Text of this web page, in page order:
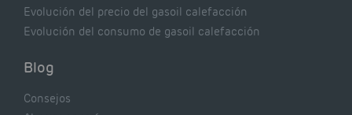
Evolución del precio del gasoil calefacción
Evolución del consumo de gasoil calefacción
Blog
Consejos